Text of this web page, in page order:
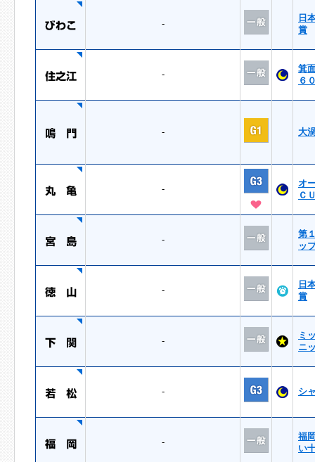
-
日
賞
-
箕
６
- 大
-
オ
Ｃ
-
第
ッ
-
日
賞
-
ミ
ニ
- シ
-
福
い